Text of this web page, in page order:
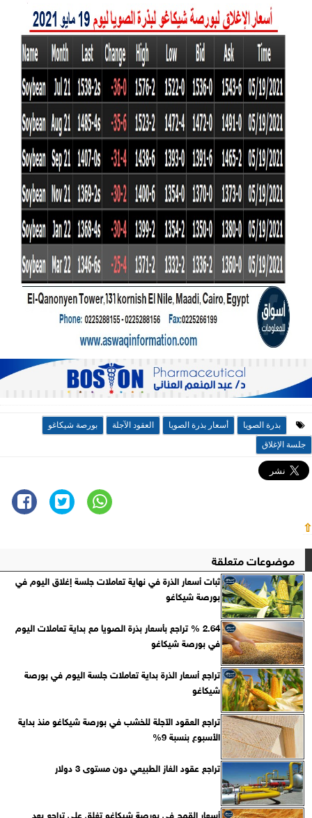
بذرة الصويا أسعار بذرة الصويا العقود الآجلة
بورصة شيكاغو
جلسة الإغلاق
⇧
موضوعات متعلقة
ثبات أسعار الذرة في نهاية تعاملات جلسة إغلاق اليوم في
بورصة شيكاغو
2.64 % تراجع بأسعار بذرة الصويا مع بداية تعاملات اليوم
في بورصة شيكاغو
تراجع أسعار الذرة بداية تعاملات جلسة اليوم في بورصة
شيكاغو
تراجع العقود الآجلة للخشب في بورصة شيكاغو منذ بداية
الأسبوع بنسبة 9%
تراجع عقود الغاز الطبيعي دون مستوى 3 دولار
أسعار القمح في بورصة شيكاغو تغلق علي تراجع بعد